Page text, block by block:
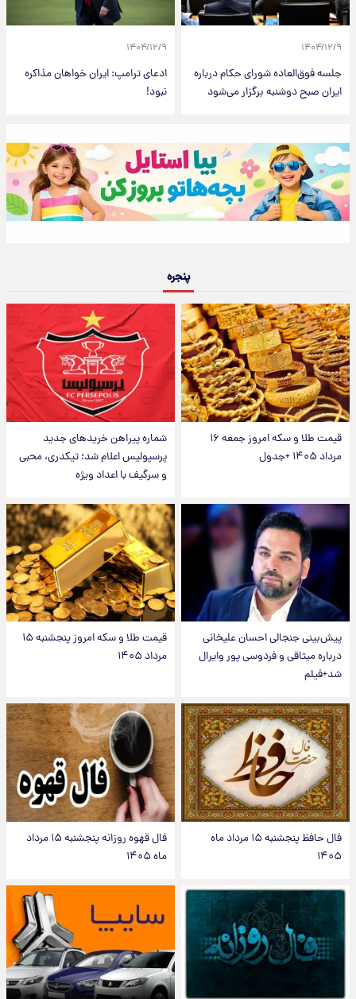
۱۴۰۴/۱۲/۹
جلسه فوق‌العاده شورای حکام درباره
ایران صبح دوشنبه برگزار می‌شود
۱۴۰۴/۱۲/۹
ادعای ترامپ: ایران خواهان مذاکره
نبود!
پنجره
قیمت طلا و سکه امروز جمعه ۱۶
مرداد ۱۴۰۵ +جدول
شماره پیراهن خریدهای جدید
پرسپولیس اعلام شد؛ تیکدری، محبی
و سرگیف با اعداد ویژه
پیش‌بینی جنجالی احسان علیخانی
درباره میثاقی و فردوسی پور وایرال
شد+فیلم
قیمت طلا و سکه امروز پنجشنبه ۱۵
مرداد ۱۴۰۵
فال حافظ پنجشنبه ۱۵ مرداد ماه
۱۴۰۵
فال قهوه روزانه پنجشنبه ۱۵ مرداد
ماه ۱۴۰۵